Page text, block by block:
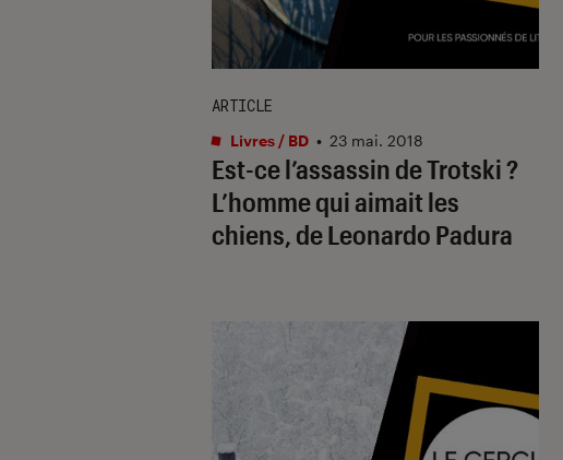
Est-ce l’assassin de Trotski ?
L’homme qui aimait les
chiens, de Leonardo Padura
ARTICLE
Livres / BD • 23 mai. 2018